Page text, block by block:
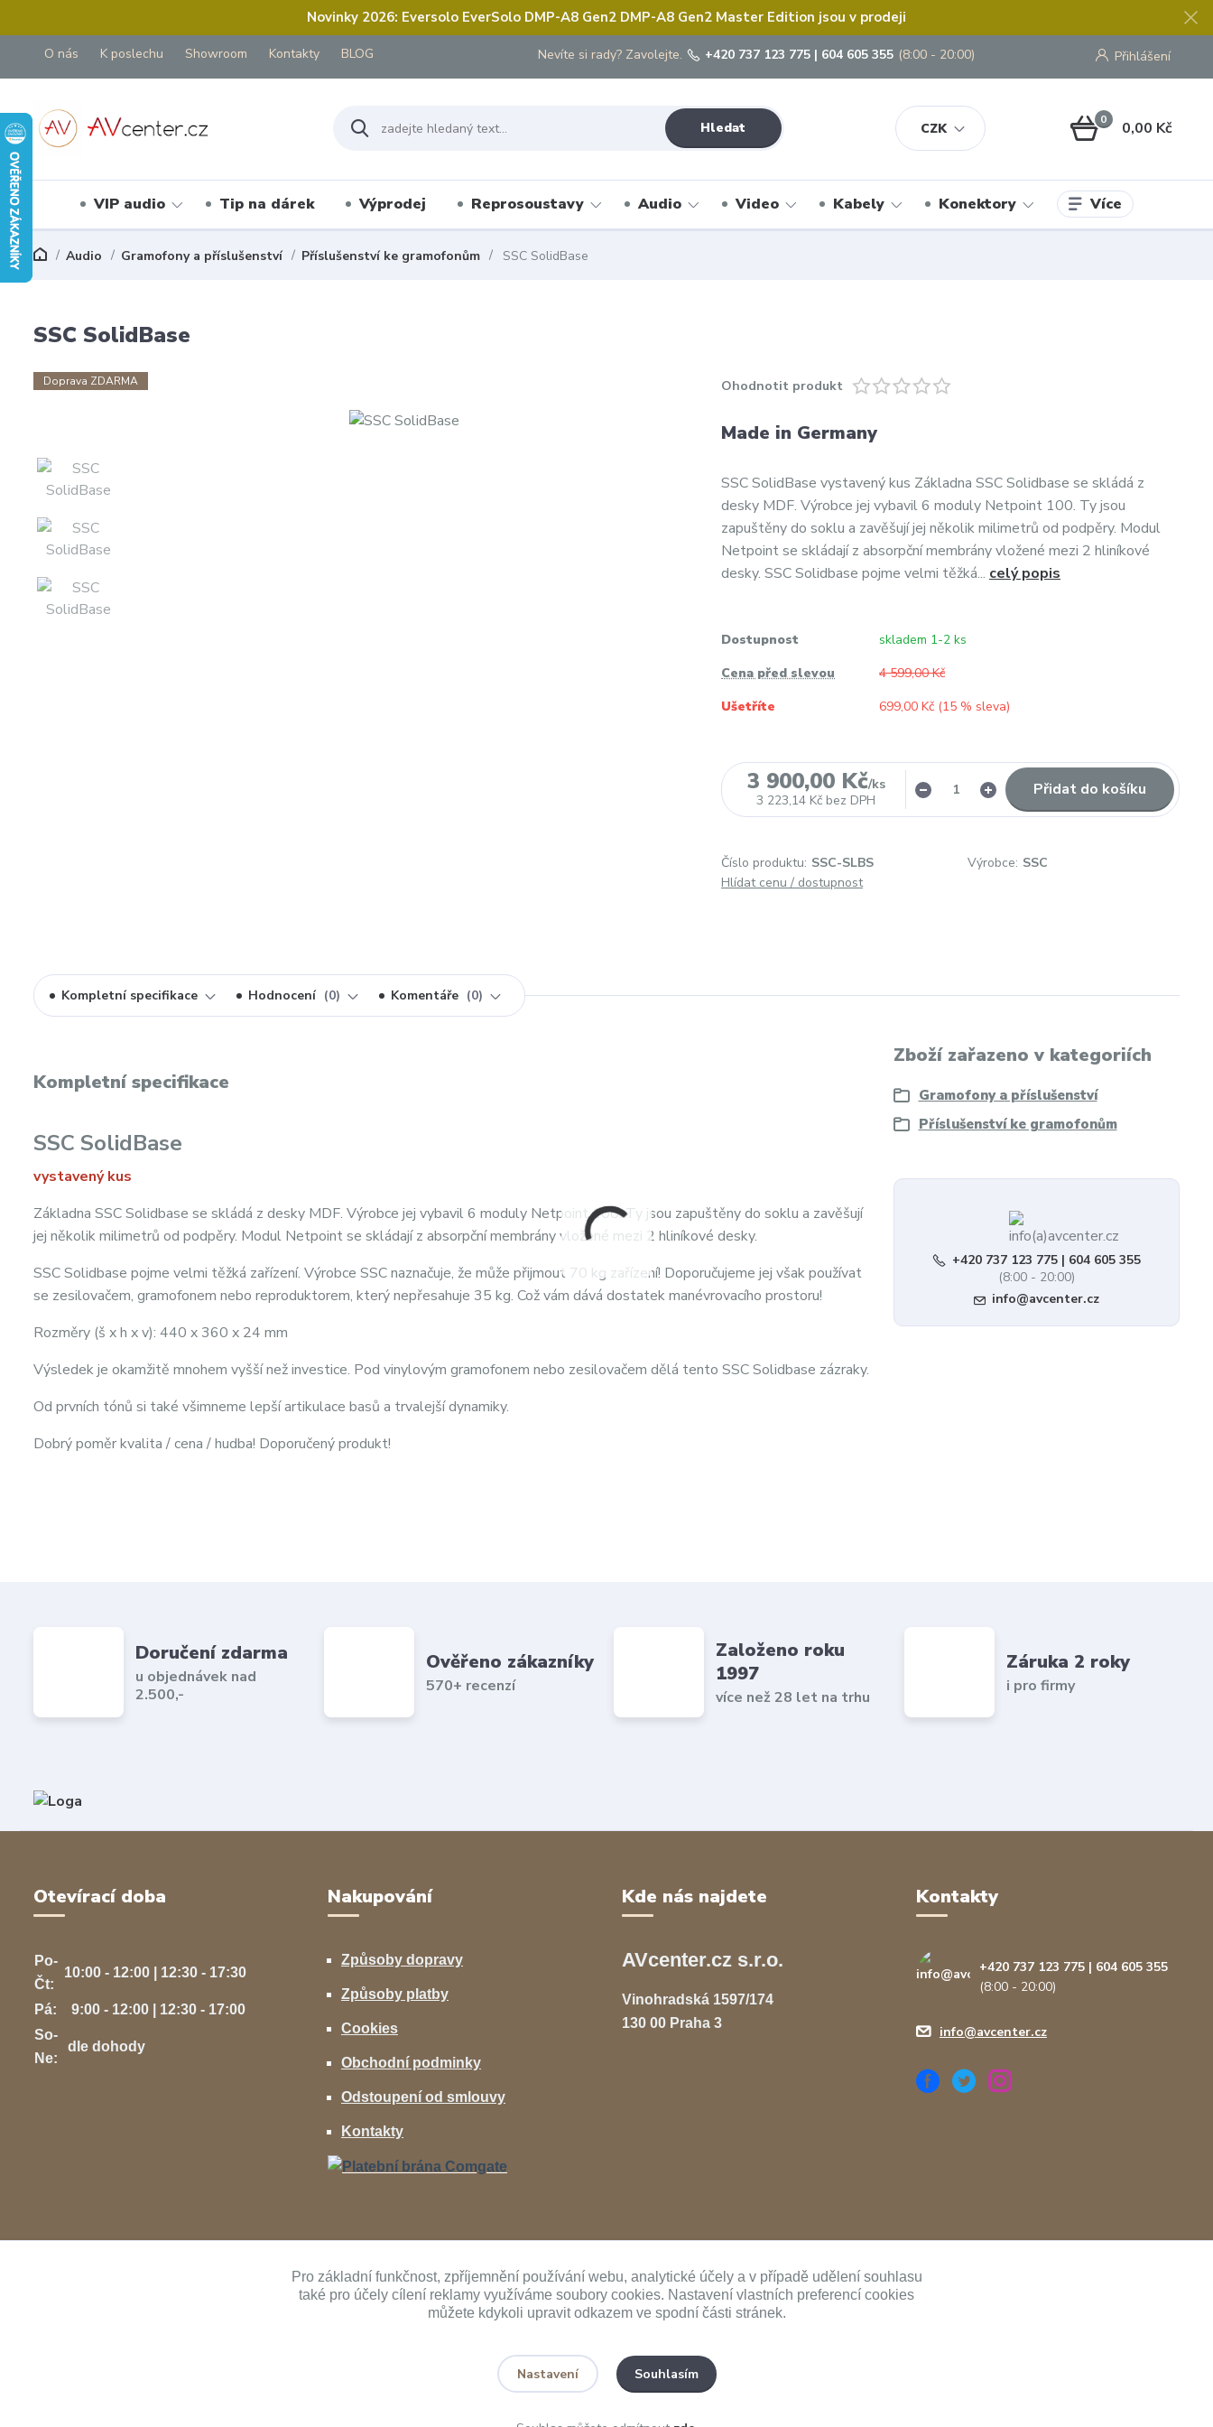
Novinky 2026: Eversolo EverSolo DMP-A8 Gen2 DMP-A8 Gen2 Master Edition jsou v prodeji
O nás K poslechu Showroom Kontakty BLOG
CZK
Přihlášení
Hledat
Nevíte si rady? Zavolejte. +420 737 123 775 | 604 605 355 (8:00 - 20:00)
0 0,00 Kč
VIP audio Tip na dárek Výprodej Reprosoustavy Audio Video Kabely Konektory Více
Audio Gramofony a příslušenství Příslušenství ke gramofonům SSC SolidBase
SSC SolidBase
Doprava ZDARMA Ohodnotit produkt
Made in Germany
SSC SolidBase vystavený kus Základna SSC Solidbase se skládá z
desky MDF. Výrobce jej vybavil 6 moduly Netpoint 100. Ty jsou
zapuštěny do soklu a zavěšují jej několik milimetrů od podpěry. Modul
Netpoint se skládají z absorpční membrány vložené mezi 2 hliníkové
desky. SSC Solidbase pojme velmi těžká... celý popis
Dostupnost
skladem 1-2 ks
Cena před slevou
4 599,00 Kč
Ušetříte
699,00 Kč (15 % sleva)
3 900,00 Kč/ks
3 223,14 Kč bez DPH
Přidat do košíku
Číslo produktu: SSC-SLBS Výrobce: SSC
Hlídat cenu / dostupnost
Kompletní specifikace Hodnocení 0 Komentáře 0
Kompletní specifikace
SSC SolidBase
vystavený kus
Základna SSC Solidbase se skládá z desky MDF. Výrobce jej vybavil 6 moduly Netpoint 100. Ty jsou zapuštěny do soklu a zavěšují
jej několik milimetrů od podpěry. Modul Netpoint se skládají z absorpční membrány vložené mezi 2 hliníkové desky.
SSC Solidbase pojme velmi těžká zařízení. Výrobce SSC naznačuje, že může přijmout 70 kg zařízení! Doporučujeme jej však používat
se zesilovačem, gramofonem nebo reproduktorem, který nepřesahuje 35 kg. Což vám dává dostatek manévrovacího prostoru!
Rozměry (š x h x v): 440 x 360 x 24 mm
Výsledek je okamžitě mnohem vyšší než investice. Pod vinylovým gramofonem nebo zesilovačem dělá tento SSC Solidbase zázraky.
Od prvních tónů si také všimneme lepší artikulace basů a trvalejší dynamiky.
Dobrý poměr kvalita / cena / hudba! Doporučený produkt!
Zboží zařazeno v kategoriích
Gramofony a příslušenství
Příslušenství ke gramofonům
+420 737 123 775 | 604 605 355
(8:00 - 20:00)
info@avcenter.cz
Doručení zdarma
u objednávek nad
2.500,-
Ověřeno zákazníky
570+ recenzí
Založeno roku
1997
více než 28 let na trhu
Záruka 2 roky
i pro firmy
Otevírací doba
Po-
Čt:
10:00 - 12:00 | 12:30 - 17:30
Pá:
9:00 - 12:00 | 12:30 - 17:00
So-
Ne:
dle dohody
Nakupování
Způsoby dopravy
Způsoby platby
Cookies
Obchodní podminky
Odstoupení od smlouvy
Kontakty
Kde nás najdete
AVcenter.cz s.r.o.
Vinohradská 1597/174
130 00 Praha 3
Kontakty
+420 737 123 775 | 604 605 355
(8:00 - 20:00)
info@avcenter.cz
Upravit sběr cookies.
Pro základní funkčnost, zpříjemnění používání webu, analytické účely a v případě udělení souhlasu
také pro účely cílení reklamy využíváme soubory cookies. Nastavení vlastních preferencí cookies
můžete kdykoli upravit odkazem ve spodní části stránek.
Nastavení Souhlasím